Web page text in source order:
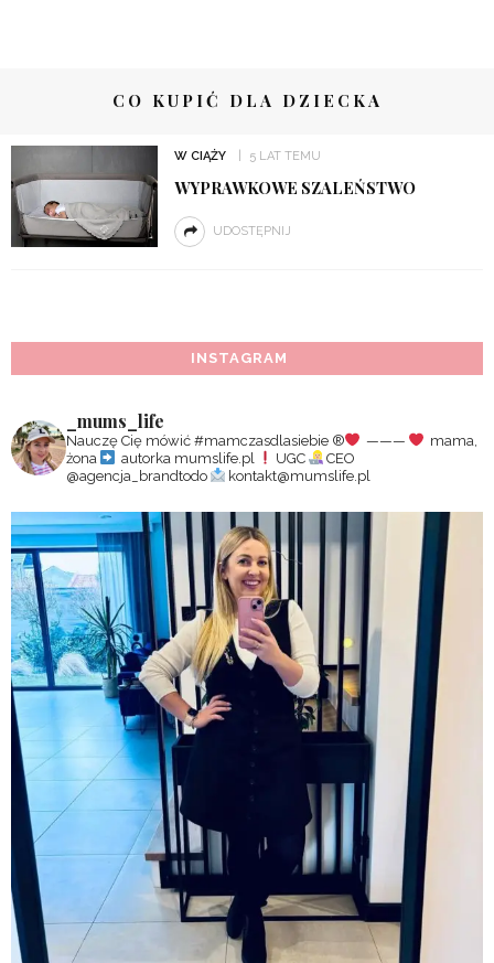
CO KUPIĆ DLA DZIECKA
W CIĄŻY 5 LAT TEMU
WYPRAWKOWE SZALEŃSTWO
UDOSTĘPNIJ
INSTAGRAM
_mums_life
Nauczę Cię mówić #mamczasdlasiebie ®️ ———
mama,
żona
autorka mumslife.pl UGC
CEO
@agencja_brandtodo
kontakt@mumslife.pl